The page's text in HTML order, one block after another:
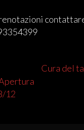
12
Cura del